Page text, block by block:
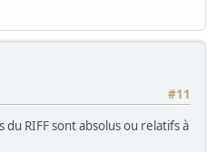
#11
du RIFF sont absolus ou relatifs à